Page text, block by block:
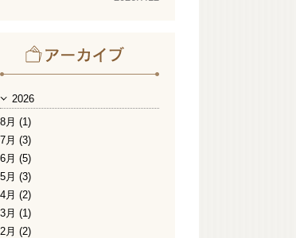
2026
8月 (1)
7月 (3)
6月 (5)
5月 (3)
4月 (2)
3月 (1)
2月 (2)